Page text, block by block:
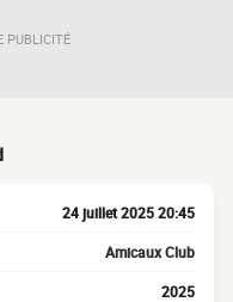
PUBLICITÉ
24 juillet 2025 20:45
Amicaux Club
2025